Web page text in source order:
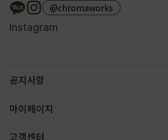
@chromaworks
Instagram
공지사항
마이페이지
고객센터